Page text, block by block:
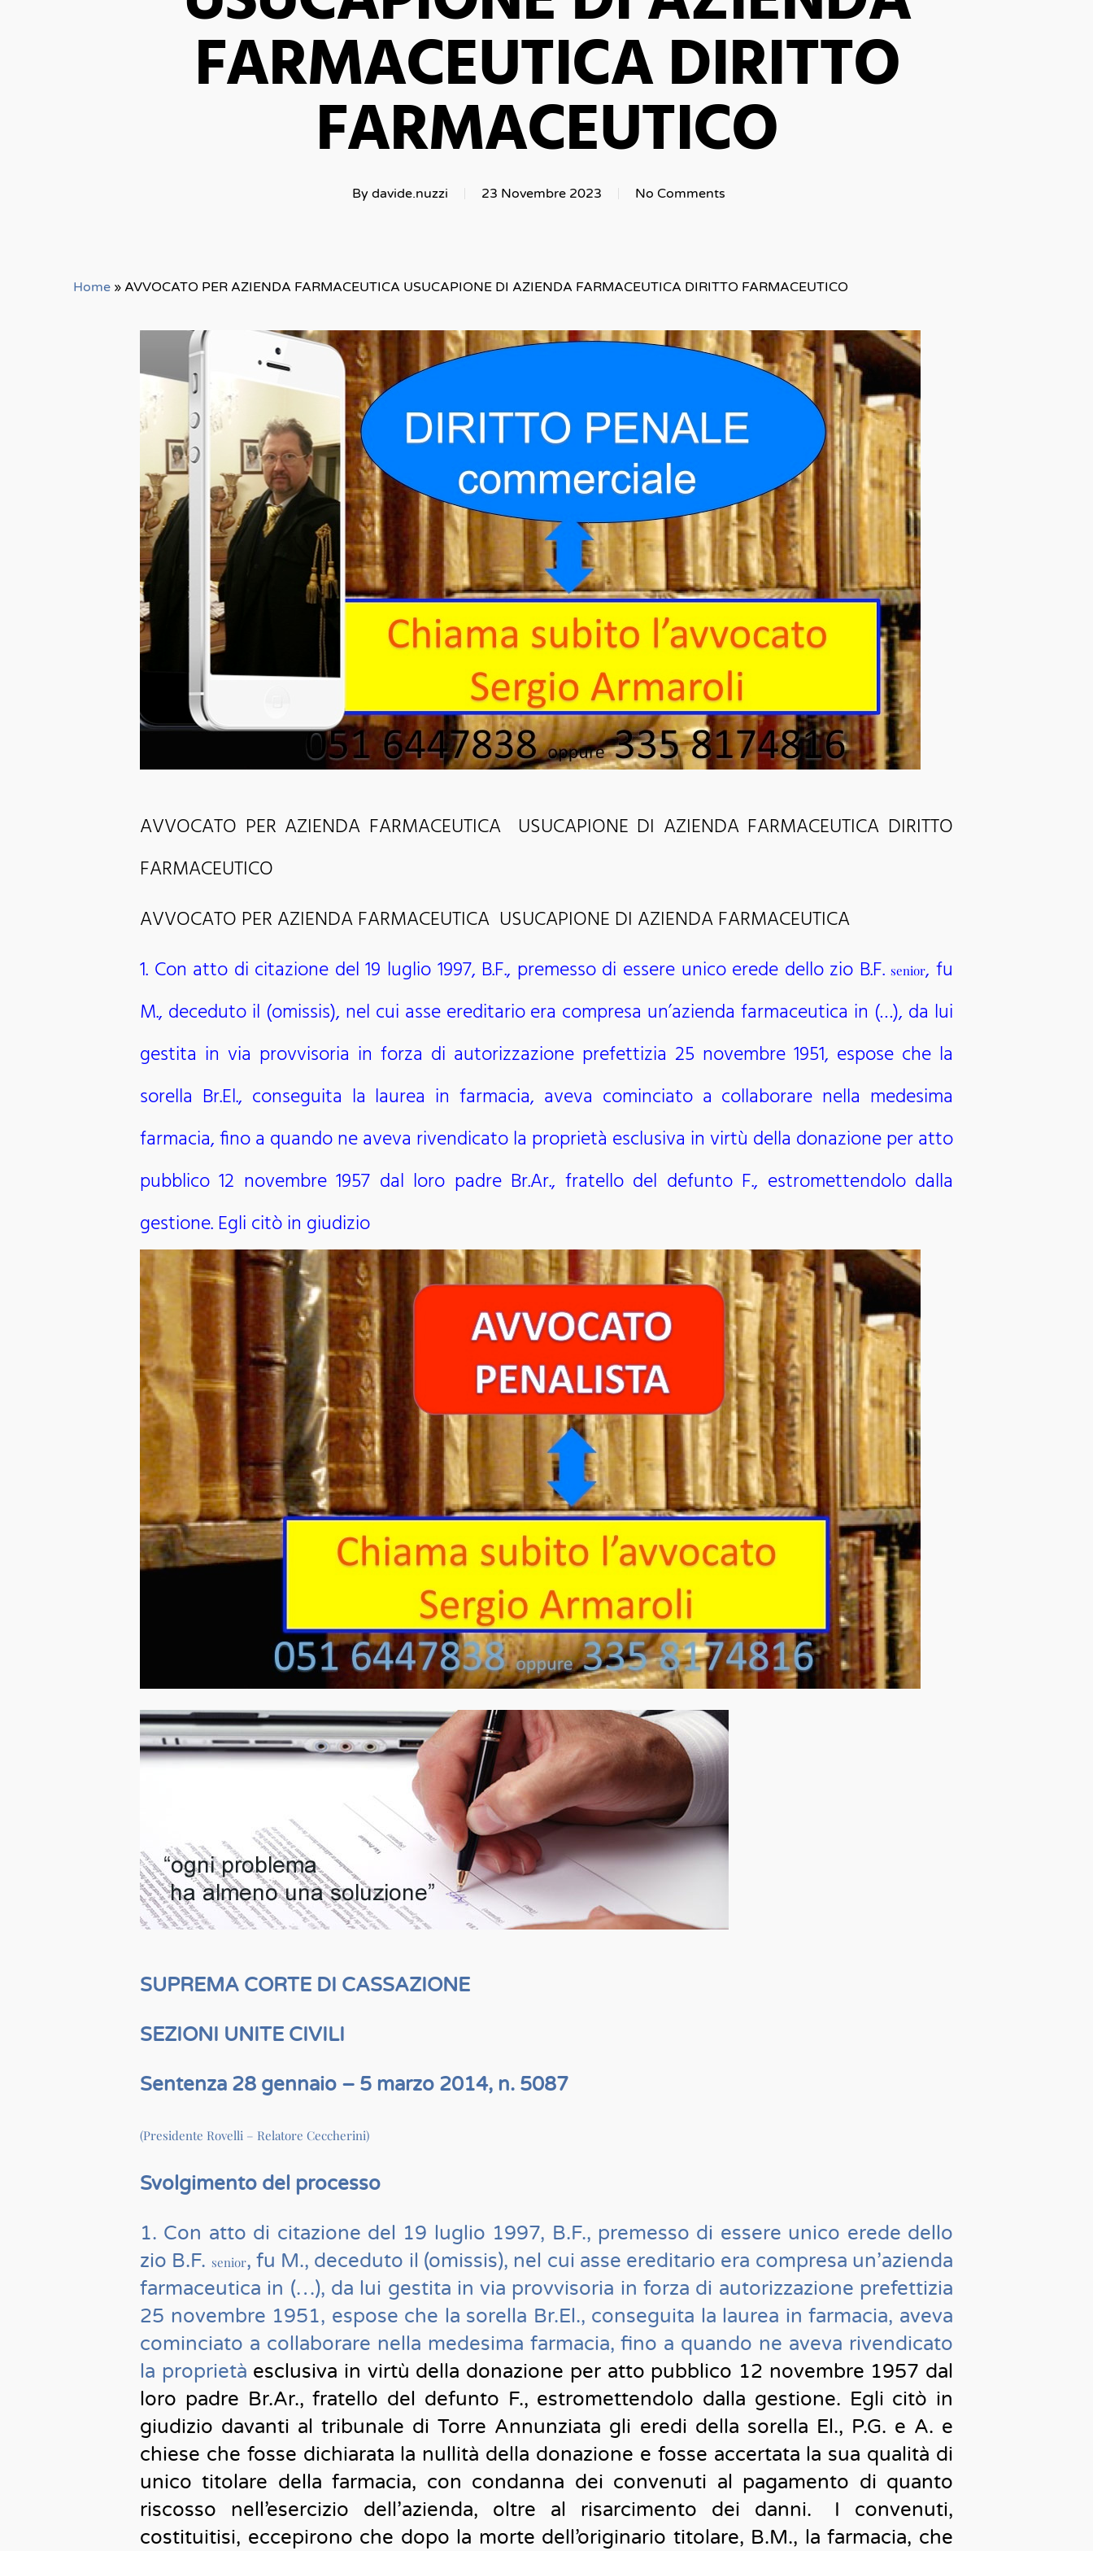
FARMACEUTICA DIRITTO
FARMACEUTICO
By davide.nuzzi 23 Novembre 2023 No Comments
Home » AVVOCATO PER AZIENDA FARMACEUTICA USUCAPIONE DI AZIENDA FARMACEUTICA DIRITTO FARMACEUTICO
AVVOCATO PER AZIENDA FARMACEUTICA USUCAPIONE DI AZIENDA FARMACEUTICA DIRITTO
FARMACEUTICO
AVVOCATO PER AZIENDA FARMACEUTICA USUCAPIONE DI AZIENDA FARMACEUTICA
1. Con atto di citazione del 19 luglio 1997, B.F., premesso di essere unico erede dello zio B.F.senior, fu
M., deceduto il (omissis), nel cui asse ereditario era compresa un’azienda farmaceutica in (…), da lui
gestita in via provvisoria in forza di autorizzazione prefettizia 25 novembre 1951, espose che la
sorella Br.El., conseguita la laurea in farmacia, aveva cominciato a collaborare nella medesima
farmacia, fino a quando ne aveva rivendicato la proprietà esclusiva in virtù della donazione per atto
pubblico 12 novembre 1957 dal loro padre Br.Ar., fratello del defunto F., estromettendolo dalla
gestione. Egli citò in giudizio
SUPREMA CORTE DI CASSAZIONE
SEZIONI UNITE CIVILI
Sentenza 28 gennaio – 5 marzo 2014, n. 5087
(Presidente Rovelli – Relatore Ceccherini)
Svolgimento del processo
1. Con atto di citazione del 19 luglio 1997, B.F., premesso di essere unico erede dello
zio B.F. senior, fu M., deceduto il (omissis), nel cui asse ereditario era compresa un’azienda
farmaceutica in (…), da lui gestita in via provvisoria in forza di autorizzazione prefettizia
25 novembre 1951, espose che la sorella Br.El., conseguita la laurea in farmacia, aveva
cominciato a collaborare nella medesima farmacia, fino a quando ne aveva rivendicato
la proprietà esclusiva in virtù della donazione per atto pubblico 12 novembre 1957 dal
loro padre Br.Ar., fratello del defunto F., estromettendolo dalla gestione. Egli citò in
giudizio davanti al tribunale di Torre Annunziata gli eredi della sorella El., P.G. e A. e
chiese che fosse dichiarata la nullità della donazione e fosse accertata la sua qualità di
unico titolare della farmacia, con condanna dei convenuti al pagamento di quanto
riscosso nell’esercizio dell’azienda, oltre al risarcimento dei danni. I convenuti,
costituitisi, eccepirono che dopo la morte dell’originario titolare, B.M., la farmacia, che